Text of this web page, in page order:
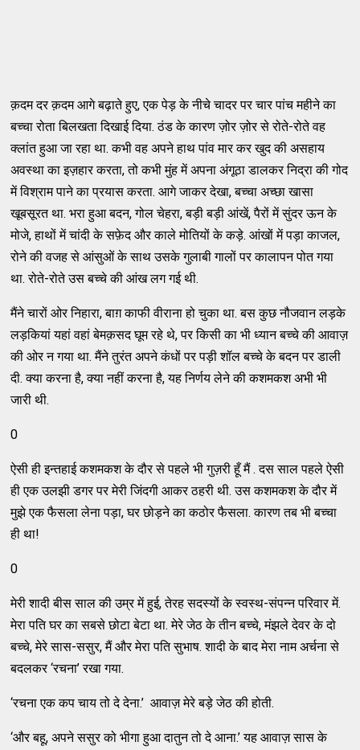
क़दम दर क़दम आगे बढ़ाते हुए, एक पेड़ के नीचे चादर पर चार पांच महीने का
बच्चा रोता बिलखता दिखाई दिया. ठंड के कारण ज़ोर ज़ोर से रोते-रोते वह
क्लांत हुआ जा रहा था. कभी वह अपने हाथ पांव मार कर खुद की असहाय
अवस्था का इज़हार करता, तो कभी मुंह में अपना अंगूठा डालकर निद्रा की गोद
में विश्राम पाने का प्रयास करता. आगे जाकर देखा, बच्चा अच्छा खासा
खूबसूरत था. भरा हुआ बदन, गोल चेहरा, बड़ी बड़ी आंखें, पैरों में सुंदर ऊन के
मोजे, हाथों में चांदी के सफ़ेद और काले मोतियों के कड़े. आंखों में पड़ा काजल,
रोने की वजह से आंसुओं के साथ उसके गुलाबी गालों पर कालापन पोत गया
था. रोते-रोते उस बच्चे की आंख लग गई थी.
मैंने चारों ओर निहारा, बाग़ काफी वीराना हो चुका था. बस कुछ नौजवान लड़के
लड़कियां यहां वहां बेमक़सद घूम रहे थे, पर किसी का भी ध्यान बच्चे की आवाज़
की ओर न गया था. मैंने तुरंत अपने कंधों पर पड़ी शॉल बच्चे के बदन पर डाली
दी. क्या करना है, क्या नहीं करना है, यह निर्णय लेने की कशमकश अभी भी
जारी थी.
0
ऐसी ही इन्तहाई कशमकश के दौर से पहले भी गुज़री हूँ मैं . दस साल पहले ऐसी
ही एक उलझी डगर पर मेरी जिंदगी आकर ठहरी थी. उस कशमकश के दौर में
मुझे एक फैसला लेना पड़ा, घर छोड़ने का कठोर फैसला. कारण तब भी बच्चा
ही था!
0
मेरी शादी बीस साल की उम्र में हुई, तेरह सदस्यों के स्वस्थ-संपन्न परिवार में.
मेरा पति घर का सबसे छोटा बेटा था. मेरे जेठ के तीन बच्चे, मंझले देवर के दो
बच्चे, मेरे सास-ससुर, मैं और मेरा पति सुभाष. शादी के बाद मेरा नाम अर्चना से
बदलकर ‘रचना’ रखा गया.
‘रचना एक कप चाय तो दे देना.’ आवाज़ मेरे बड़े जेठ की होती.
‘और बहू, अपने ससुर को भीगा हुआ दातुन तो दे आना.’ यह आवाज़ सास के